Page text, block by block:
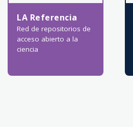
LA Referencia
Red de repositorios de
acceso abierto a la
ciencia